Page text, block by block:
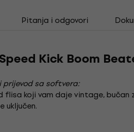
Pitanja i odgovori
Kick Boom
sa softvera:
flisa koji vam daje vintage,
uključen.